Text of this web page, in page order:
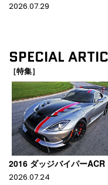
2026.07.29
SPECIAL
［特集］
2016 ダッジバイパーACR
2026.07.24